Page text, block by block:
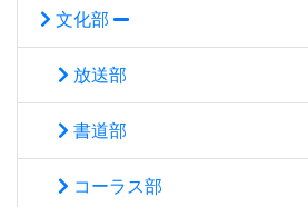
文化部
放送部
書道部
コーラス部